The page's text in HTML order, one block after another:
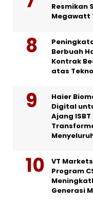
Resmikan
Megawatt
Berbuah
Kontrak
atas
Haier
Digital
Ajang
VT
Program
Generasi